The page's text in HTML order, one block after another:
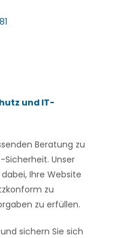
und IT-
Beratung zu
Unser
Ihre Website
zu
zu erfüllen.
sichern Sie sich